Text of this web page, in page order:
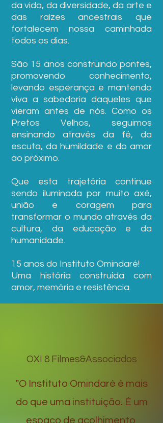
da vida, da diversidade, da arte e
das raízes ancestrais que
fortalecem nossa caminhada
todos os dias.
São 15 anos construindo pontes,
promovendo conhecimento,
levando esperança e mantendo
viva a sabedoria daqueles que
vieram antes de nós. Como os
Pretos Velhos, seguimos
ensinando através da fé, da
escuta, da humildade e do amor
ao próximo.
Que esta trajetória continue
sendo iluminada por muito axé,
união e coragem para
transformar o mundo através da
cultura, da educação e da
humanidade.
15 anos do Instituto Omindaré!
Uma história construída com
amor, memória e resistência.
OXI 8 Filmes&Associados
"O Instituto Omindaré é mais
do que uma instituição. É um
espaço de acolhimento,